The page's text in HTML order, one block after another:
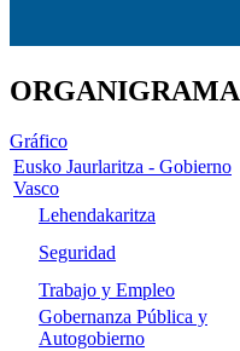
ORGANIGRAMA
Gráfico
Eusko Jaurlaritza - Gobierno
Vasco
Lehendakaritza
Seguridad
Trabajo y Empleo
Gobernanza Pública y
Autogobierno